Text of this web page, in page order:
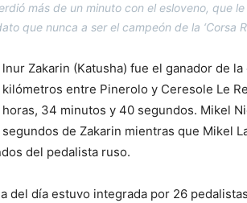
más de un minuto con el esloveno, que
que nunca a ser el campeón de la ‘Corsa
lnur Zakarin (Katusha) fue el ganador de
kilómetros entre Pinerolo y Ceresole Le
horas, 34 minutos y 40 segundos. Mikel
segundos de Zakarin mientras que Mikel
del pedalista ruso.
del día estuvo integrada por 26